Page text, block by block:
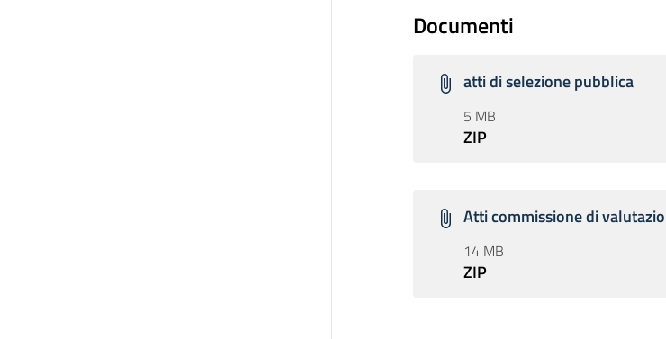
Documenti
atti di selezione pubblica
5 MB
ZIP
Atti commissione di
14 MB
ZIP